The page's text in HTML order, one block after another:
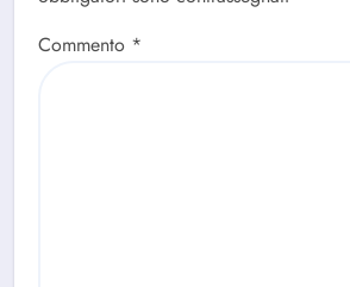
Commento *